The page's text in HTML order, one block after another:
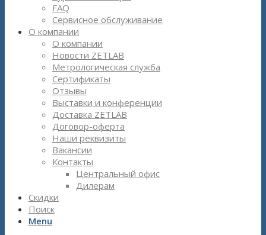
FAQ
Сервисное обслуживание
О компании
О компании
Новости ZETLAB
Метрологическая служба
Сертификаты
Отзывы
Выставки и конференции
Доставка ZETLAB
Договор-оферта
Наши реквизиты
Вакансии
Контакты
Центральный офис
Дилерам
Скидки
Поиск
Menu